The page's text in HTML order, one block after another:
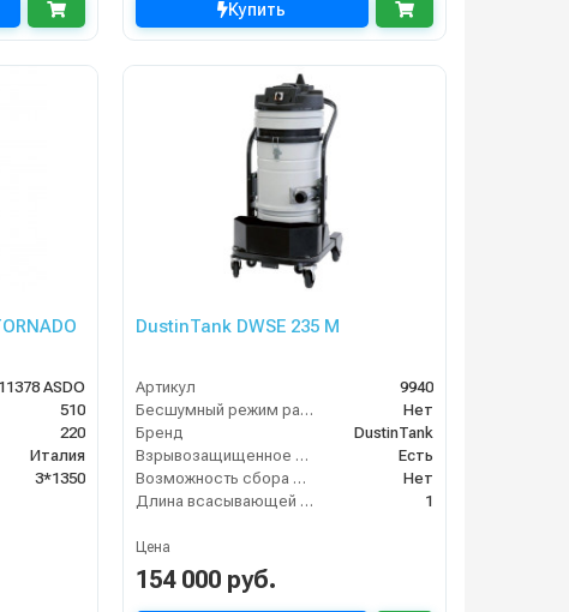
Купить
11378 ASDO
510
220
Италия
3*1350
DustinTank DWSE 235 M
Артикул
9940
Бесшумный режим работы
Нет
Бренд
DustinTank
Взрывозащищенное исполнение
Есть
Возможность сбора жидкой грязи
Нет
Длина всасывающей трубки
1
Цена
154 000 руб.